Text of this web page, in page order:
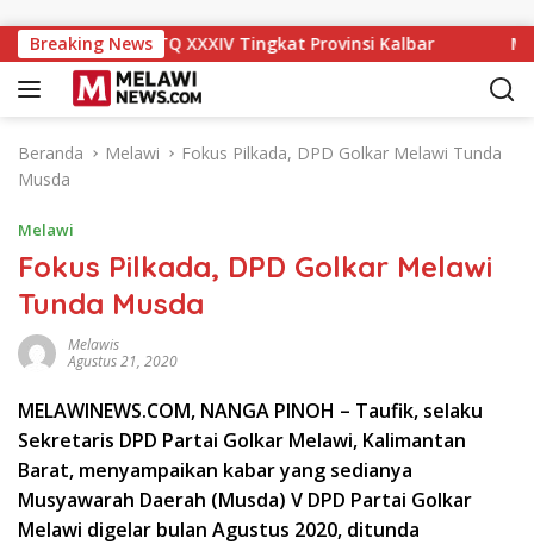
Breaking News
IX MTQ XXXIV Tingkat Provinsi Kalbar
Beranda Melawi
Fokus Pilkada, DPD Golkar Melawi Tunda
Musda
Melawi
Fokus Pilkada, DPD Golkar Melawi
Tunda Musda
Melawis
Agustus 21, 2020
MELAWINEWS.COM, NANGA PINOH – Taufik, selaku
Sekretaris DPD Partai Golkar Melawi, Kalimantan
Barat, menyampaikan kabar yang sedianya
Musyawarah Daerah (Musda) V DPD Partai Golkar
Melawi digelar bulan Agustus 2020, ditunda